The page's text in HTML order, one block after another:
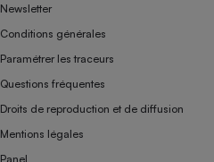
Newsletter
Conditions générales
Paramétrer les traceurs
Questions fréquentes
Droits de reproduction et de diffusion
Mentions légales
Panel